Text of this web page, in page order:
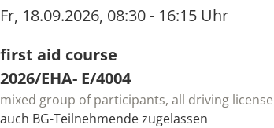
Fr, 18.09.2026, 08:30 - 16:15 Uhr
first aid course
2026/EHA- E/4004
mixed group of participants, all driving
auch BG-Teilnehmende zugelassen